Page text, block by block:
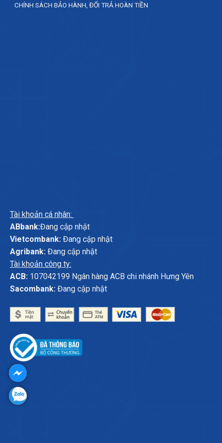
CHÍNH SÁCH BẢO HÀNH, ĐỔI TRẢ HOÀN TIỀN
Tài khoản cá nhân:
ABbank:Đang cập nhật
Vietcombank:Đang cập nhật
Agribank:Đang cập nhật
Tài khoản công ty:
ACB:107042199 Ngân hàng ACB chi nhánh Hưng Yên
Sacombank:Đang cập nhật